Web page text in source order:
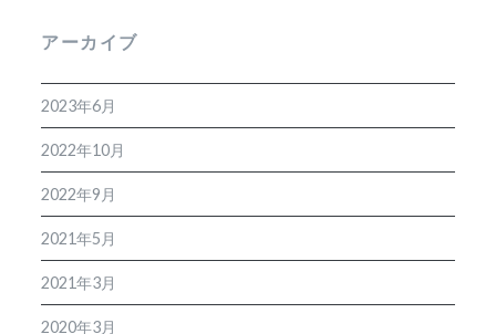
アーカイブ
2023年6月
2022年10月
2022年9月
2021年5月
2021年3月
2020年3月